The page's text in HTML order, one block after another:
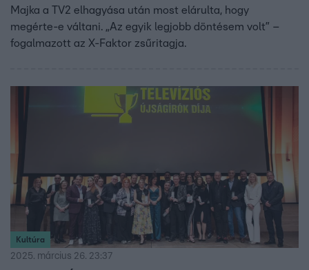
Majka a TV2 elhagyása után most elárulta, hogy
megérte-e váltani. „Az egyik legjobb döntésem volt” –
fogalmazott az X-Faktor zsűritagja.
Kultúra
2025. március 26. 23:37